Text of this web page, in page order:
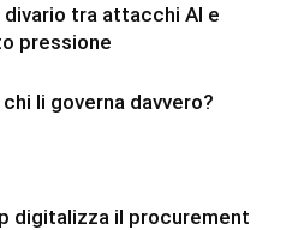
divario tra attacchi AI e
pressione
li governa davvero?
digitalizza il procurement